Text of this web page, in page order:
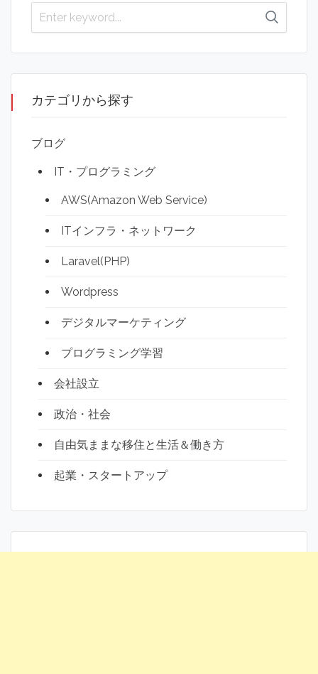
カテゴリから探す
ブログ
IT・プログラミング
AWS(Amazon Web Service)
ITインフラ・ネットワーク
Laravel(PHP)
Wordpress
デジタルマーケティング
プログラミング学習
会社設立
政治・社会
自由気ままな移住と生活＆働き方
起業・スタートアップ